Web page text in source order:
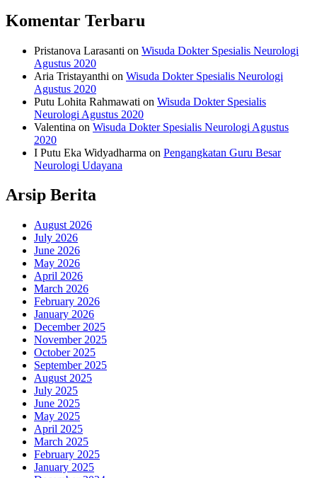
Komentar Terbaru
Pristanova Larasanti on Wisuda Dokter Spesialis Neurologi
Agustus 2020
Aria Tristayanthi on Wisuda Dokter Spesialis Neurologi
Agustus 2020
Putu Lohita Rahmawati on Wisuda Dokter Spesialis
Neurologi Agustus 2020
Valentina on Wisuda Dokter Spesialis Neurologi Agustus
2020
I Putu Eka Widyadharma on Pengangkatan Guru Besar
Neurologi Udayana
Arsip Berita
August 2026
July 2026
June 2026
May 2026
April 2026
March 2026
February 2026
January 2026
December 2025
November 2025
October 2025
September 2025
August 2025
July 2025
June 2025
May 2025
April 2025
March 2025
February 2025
January 2025